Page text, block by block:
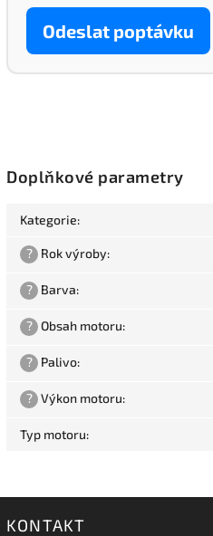
Odeslat poptávku
Doplňkové parametry
Kategorie:
? Rok výroby:
? Barva:
? Obsah motoru:
? Palivo:
? Výkon motoru:
Typ motoru:
KONTAKT